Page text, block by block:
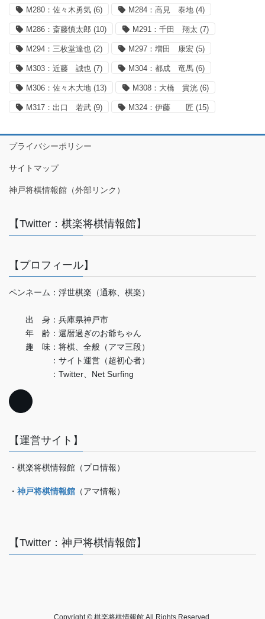
M280：佐々木勇気 (6) M284：高見 泰地 (4)
M286：斎藤慎太郎 (10) M291：千田 翔太 (7)
M294：三枚堂達也 (2) M297：増田 康宏 (5)
M303：近藤 誠也 (7) M304：都成 竜馬 (6)
M306：佐々木大地 (13) M308：大橋 貴洸 (6)
M317：出口 若武 (9) M324：伊藤 匠 (15)
プライバシーポリシー
サイトマップ
神戸将棋情報館（外部リンク）
【Twitter：棋楽将棋情報館】
【プロフィール】
ペンネーム：浮世棋楽（通称、棋楽）
出 身：兵庫県神戸市
年 齢：還暦過ぎのお爺ちゃん
趣 味：将棋、全般（アマ三段）
：サイト運営（超初心者）
：Twitter、Net Surfing
【運営サイト】
・棋楽将棋情報館（プロ情報）
・ 神戸将棋情報館 （アマ情報）
【Twitter：神戸将棋情報館】
Copyright © 棋楽将棋情報館 All Rights Reserved.